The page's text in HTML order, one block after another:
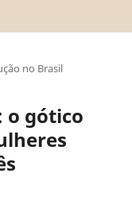
no Brasil
o gótico